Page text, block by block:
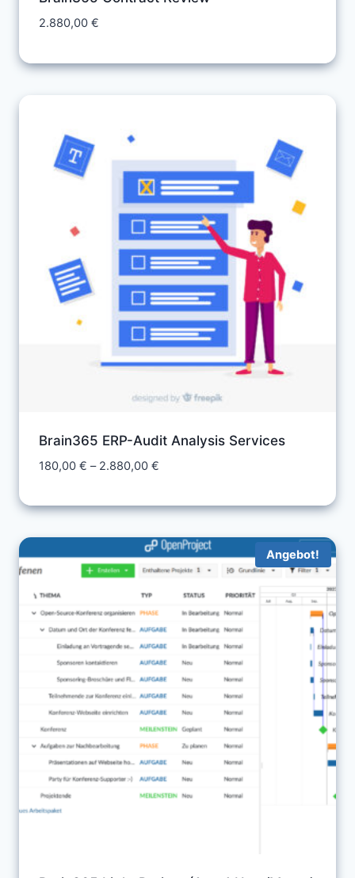
2.880,00 €
Brain365 ERP-Audit Analysis Services
180,00 € – 2.880,00 €Preisspanne:
Angebot!